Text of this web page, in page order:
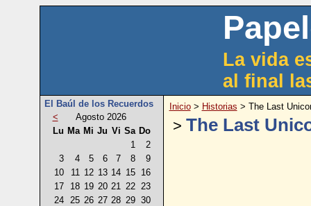
La vida
al final
El Baúl de los Recuerdos
<
Agosto 2026
Lu Ma Mi Ju Vi Sa Do
1
2
3
4 5 6 7 8
9
10
11 12 13 14 15
16
17
18 19 20 21 22 23
24
25 26 27 28 29 30
Inicio> Historias > The Last
> The Last